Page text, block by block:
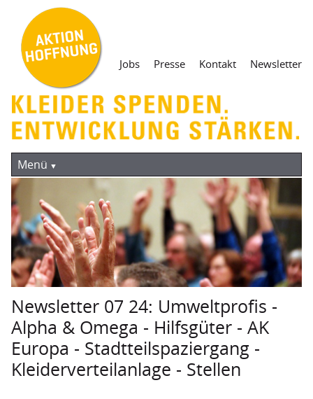
Navigation
Jobs Presse Kontakt Newsletter
Menü
Navigation
überspringen
Aktuelles
Kleiderspende
Containersammlung
Straßensammlung
Mantel teilen. Heute!
Weg der Kleidung
Secondhand-Boutiquen
Outlets
Newsletter 07 24: Umweltprofis -
Alpha & Omega - Hilfsgüter - AK
Europa - Stadtteilspaziergang -
Kleiderverteilanlage - Stellen